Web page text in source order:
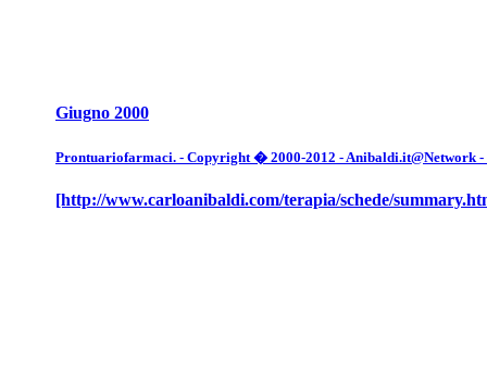
Giugno 2000
Prontuariofarmaci. - Copyright � 2000-2012 - Anibaldi.it@Network
[http://www.carloanibaldi.com/terapia/schede/